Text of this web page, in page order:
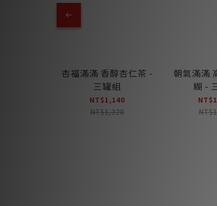
杏福滿滿 香醇杏仁茶 -
三罐組
NT$1,140
NT$1,320
朝氣滿滿
糊 -